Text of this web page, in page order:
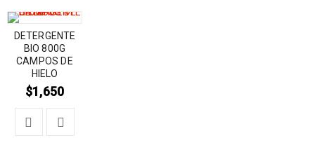
DETERGENTE
BIO 800G
CAMPOS DE
HIELO
$1,650